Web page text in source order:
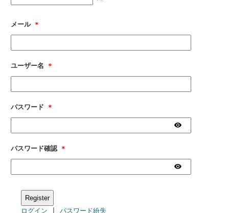
メール *
ユーザー名 *
パスワード *
パスワード確認 *
ログイン |パスワード紛失